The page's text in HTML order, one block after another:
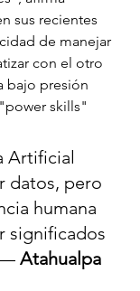
sus recientes
de manejar
con el otro
bajo presión
skills"
Artificial
datos, pero
humana
significados
— Atahualpa